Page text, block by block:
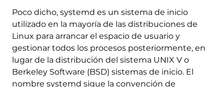
Poco dicho, systemd es un sistema de inicio
utilizado en la mayoría de las distribuciones de
Linux para arrancar el espacio de usuario y
gestionar todos los procesos posteriormente, en
lugar de la distribución del sistema UNIX V o
Berkeley Software (BSD) sistemas de inicio. El
nombre systemd sigue la convención de